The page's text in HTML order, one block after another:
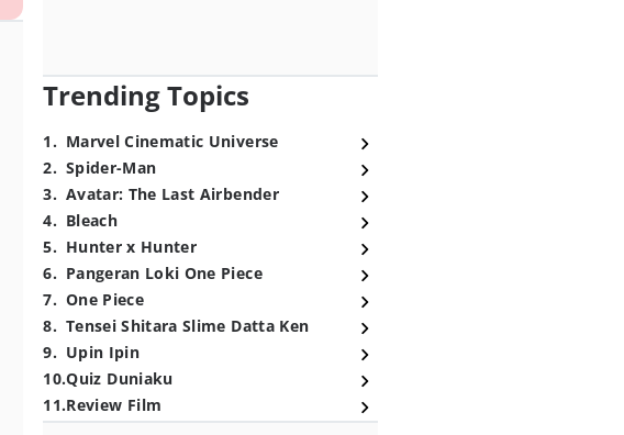
Trending Topics
1. Marvel Cinematic Universe
2. Spider-Man
3. Avatar: The Last Airbender
4. Bleach
5. Hunter x Hunter
6. Pangeran Loki One Piece
7. One Piece
8. Tensei Shitara Slime Datta Ken
9. Upin Ipin
10.Quiz Duniaku
11.Review Film